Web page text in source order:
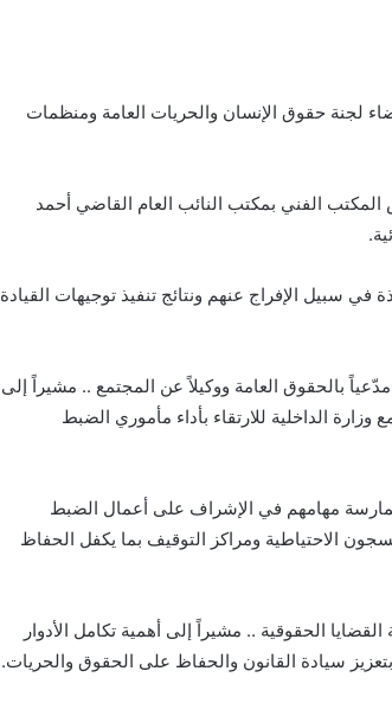
لجنة حقوق الإنسان والحريات العامة ومنظمات
الفني بمكتب النائب العام القاضي أحمد
سبيل الإفراج عنهم ونتائج تنفيذ توجيهات القيادة
بالحقوق العامة ووكيلاً عن المجتمع .. مشيراً إلى
وزارة الداخلية للارتقاء بأداء مأموري الضبط
بممارسة مهامهم في الإشراف على أعمال الضبط
الاحتياطية ومراكز التوقيف بما يكفل الحفاظ
الحقوقية .. مشيراً إلى أهمية تكامل الأدوار
سيادة القانون والحفاظ على الحقوق والحريات.